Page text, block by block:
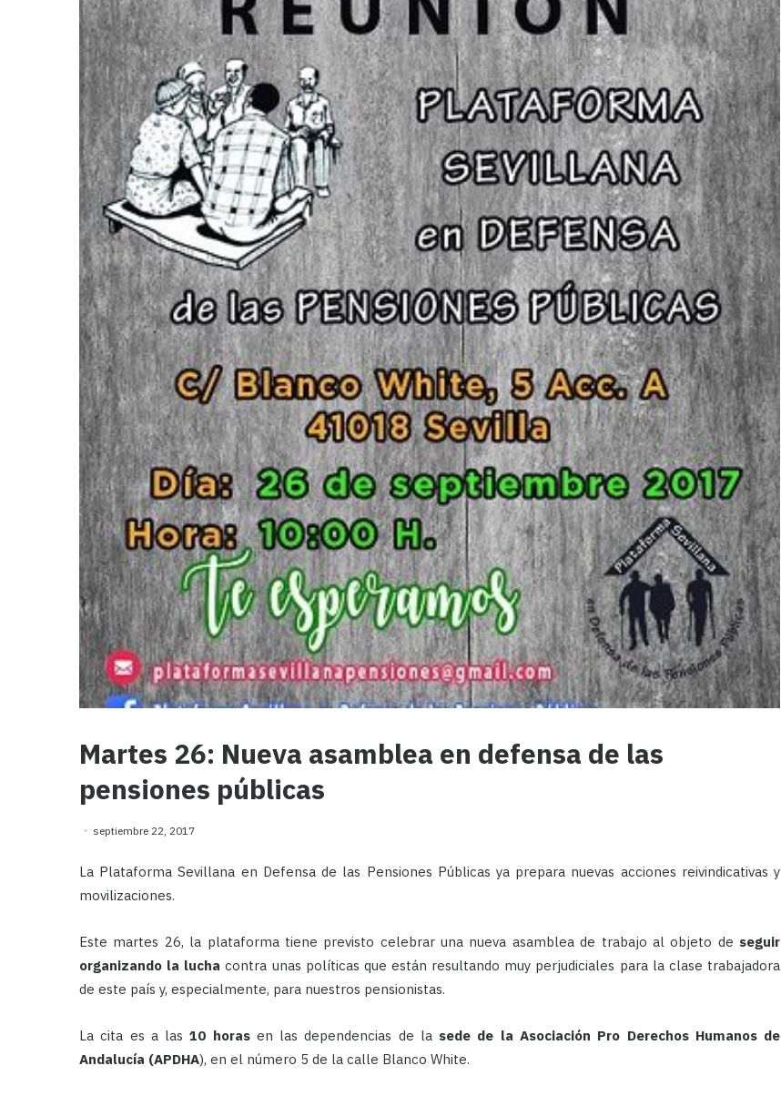
Martes 26: Nueva asamblea en defensa de las
pensiones públicas
septiembre 22, 2017
La Plataforma Sevillana en Defensa de las Pensiones Públicas ya prepara nuevas acciones reivindicativas y
movilizaciones.
Este martes 26, la plataforma tiene previsto celebrar una nueva asamblea de trabajo al objeto de seguir
organizando la lucha contra unas políticas que están resultando muy perjudiciales para la clase trabajadora
de este país y, especialmente, para nuestros pensionistas.
La cita es a las10 horasen las dependencias de la sede de la Asociación Pro Derechos Humanos de
Andalucía (APDHA), en el número 5 de la calle Blanco White.